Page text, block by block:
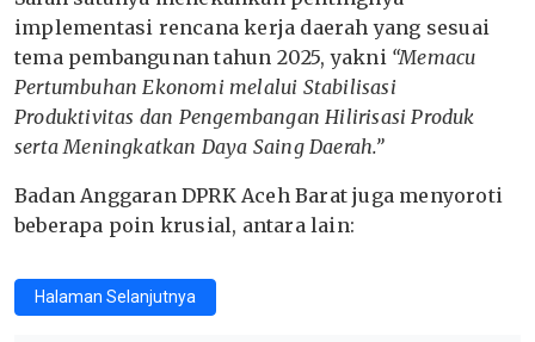
implementasi rencana kerja daerah yang sesuai
tema pembangunan tahun 2025, yakni “Memacu
Pertumbuhan Ekonomi melalui Stabilisasi
Produktivitas dan Pengembangan Hilirisasi Produk
serta Meningkatkan Daya Saing Daerah.”
Badan Anggaran DPRK Aceh Barat juga menyoroti
beberapa poin krusial, antara lain:
Halaman Selanjutnya